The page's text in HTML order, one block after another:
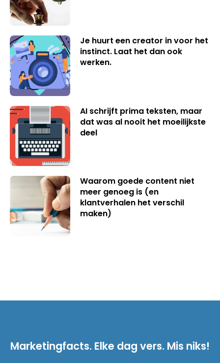
Je huurt een creator in voor het
instinct. Laat het dan ook
werken.
AI schrijft prima teksten, maar
dat was al nooit het moeilijkste
deel
Waarom goede content niet
meer genoeg is (en
klantverhalen het verschil
maken)
Marketingfacts. Elke dag vers. Mis niks!